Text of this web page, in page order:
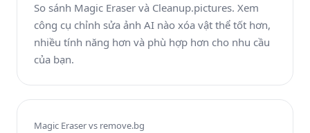
So sánh Magic Eraser và Cleanup.pictures. Xem
công cụ chỉnh sửa ảnh AI nào xóa vật thể tốt hơn,
nhiều tính năng hơn và phù hợp hơn cho nhu cầu
của bạn.
Magic Eraser vs remove.bg